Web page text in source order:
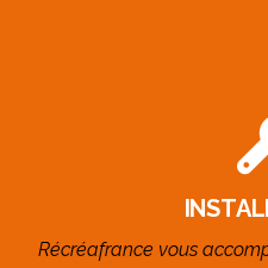
Récréafrance vous